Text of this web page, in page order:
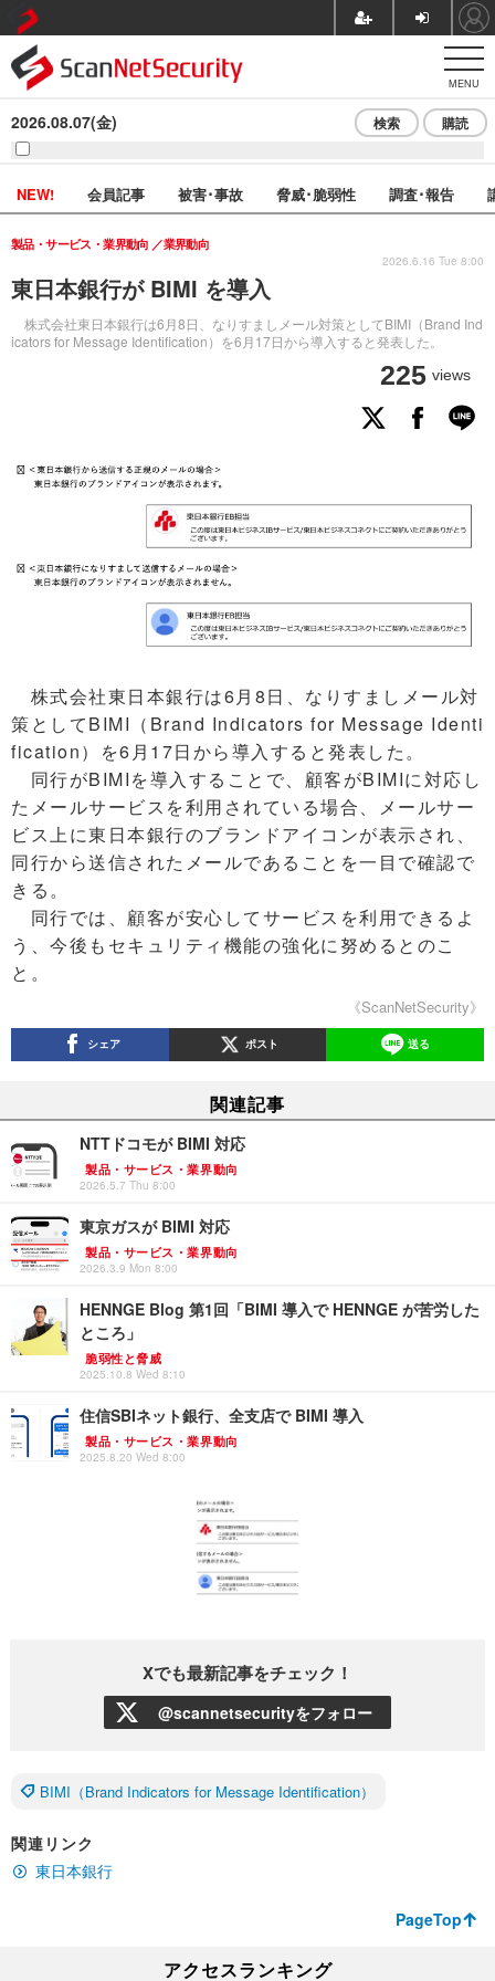
MENU
2026.08.07(金) 検索 購読
NEW! 会員記事 被害･事故 脅威･脆弱性 調査･報告
東日本銀行が BIMI を導入
株式会社東日本銀行は6月8日、なりすましメール対策としてBIMI（Brand Ind
icators for Message Identification）を6月17日から導入すると発表した。
製品・サービス・業界動向 業界動向
225 views
2026.6.16 Tue 8:00
株式会社東日本銀行は6月8日、なりすましメール対
策としてBIMI（Brand Indicators for Message Identi
fication）を6月17日から導入すると発表した。
同行がBIMIを導入することで、顧客がBIMIに対応し
たメールサービスを利用されている場合、メールサー
ビス上に東日本銀行のブランドアイコンが表示され、
同行から送信されたメールであることを一目で確認で
きる。
同行では、顧客が安心してサービスを利用できるよ
う、今後もセキュリティ機能の強化に努めるとのこ
と。
《ScanNetSecurity》
シェア ポスト 送る
関連記事
NTTドコモが BIMI 対応
製品・サービス・業界動向
2026.5.7 Thu 8:00
東京ガスが BIMI 対応
製品・サービス・業界動向
2026.3.9 Mon 8:00
HENNGE Blog 第1回「BIMI 導入で HENNGE が苦労した
ところ」
脆弱性と脅威
2025.10.8 Wed 8:10
住信SBIネット銀行、全支店で BIMI 導入
製品・サービス・業界動向
2025.8.20 Wed 8:00
Xでも最新記事をチェック！
@scannetsecurityをフォロー
BIMI（Brand Indicators for Message Identification）
関連リンク
東日本銀行
PageTop
アクセスランキング